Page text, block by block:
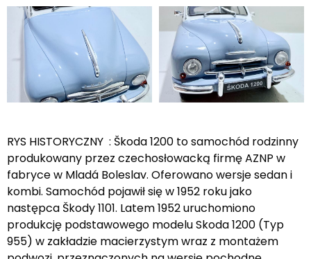
RYS HISTORYCZNY : Škoda 1200 to samochód rodzinny
produkowany przez czechosłowacką firmę AZNP w
fabryce w Mladá Boleslav. Oferowano wersje sedan i
kombi. Samochód pojawił się w 1952 roku jako
następca Škody 1101. Latem 1952 uruchomiono
produkcję podstawowego modelu Skoda 1200 (Typ
955) w zakładzie macierzystym wraz z montażem